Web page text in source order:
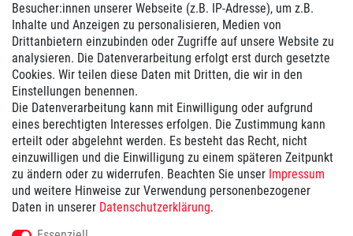
Besucher:innen unserer Webseite (z.B. IP-Adresse), um z.B.
Inhalte und Anzeigen zu personalisieren, Medien von
Drittanbietern einzubinden oder Zugriffe auf unsere Website zu
analysieren. Die Datenverarbeitung erfolgt erst durch gesetzte
Cookies. Wir teilen diese Daten mit Dritten, die wir in den
Einstellungen benennen.
Die Datenverarbeitung kann mit Einwilligung oder aufgrund
eines berechtigten Interesses erfolgen. Die Zustimmung kann
erteilt oder abgelehnt werden. Es besteht das Recht, nicht
einzuwilligen und die Einwilligung zu einem späteren Zeitpunkt
zu ändern oder zu widerrufen. Beachten Sie unser Impressum
und weitere Hinweise zur Verwendung personenbezogener
Daten in unserer Daten­schutz­erklärung.
Vertrag widerrufen
Zahlung
Wir bieten Ihnen folgende Zahlungsmöglichkeiten:
Versand
Wir versenden mit ...
Versandkostenfrei ab 100€